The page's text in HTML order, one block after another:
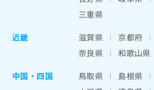
三重県
近畿
滋賀県 京都府
奈良県
和歌山県
中国・四国
鳥取県 島根県